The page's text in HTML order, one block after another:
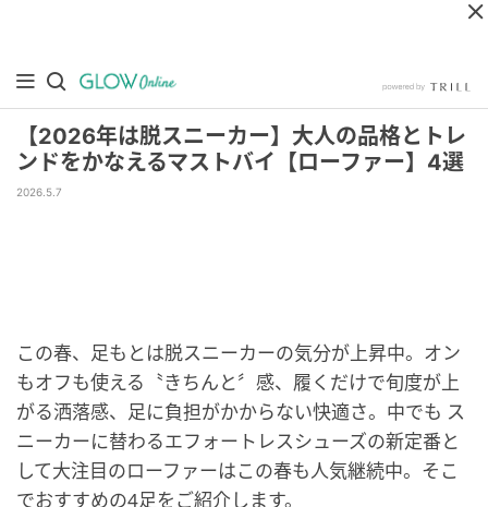
【2026年は脱スニーカー】大人の品格とトレ
ンドをかなえるマストバイ【ローファー】4選
2026.5.7
この春、足もとは脱スニーカーの気分が上昇中。オン
もオフも使える〝きちんと〞感、履くだけで旬度が上
がる洒落感、足に負担がかからない快適さ。中でも ス
ニーカーに替わるエフォートレスシューズの新定番と
して大注目のローファーはこの春も人気継続中。そこ
でおすすめの4足をご紹介します。